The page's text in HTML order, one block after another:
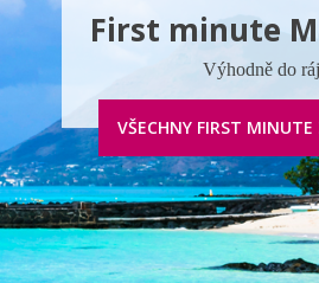
First minute
Výhodně do
VŠECHNY FIRST MINUTE